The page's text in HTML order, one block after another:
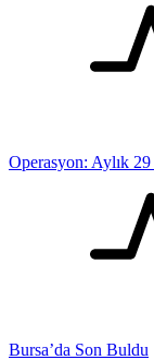
Operasyon: Aylık 29
Bursa’da Son Buldu